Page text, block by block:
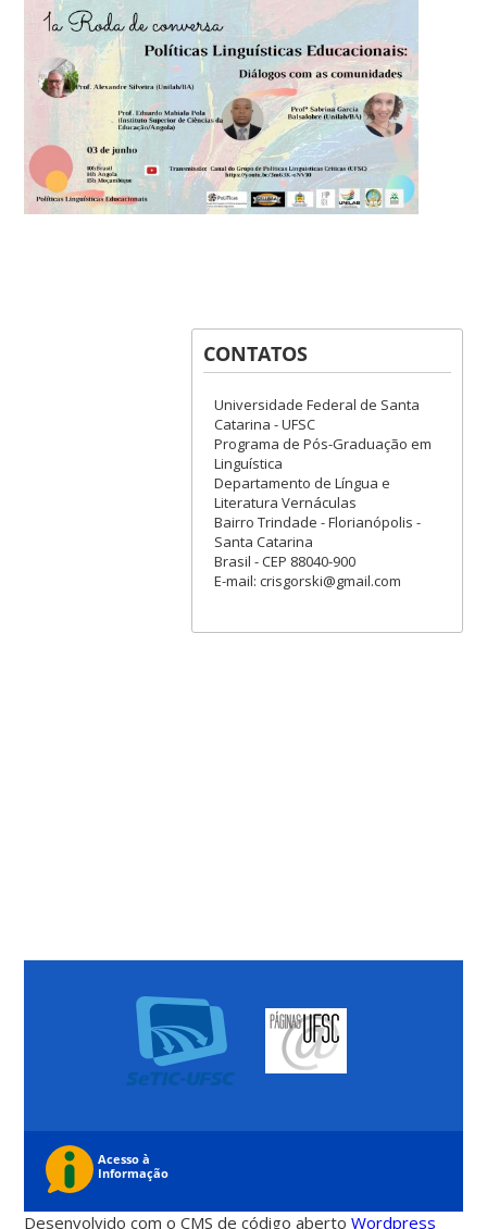
CONTATOS
Universidade Federal de Santa
Catarina - UFSC
Programa de Pós-Graduação em
Linguística
Departamento de Língua e
Literatura Vernáculas
Bairro Trindade - Florianópolis -
Santa Catarina
Brasil - CEP 88040-900
E-mail: crisgorski@gmail.com
Desenvolvido com o CMS de código abertoWordpress